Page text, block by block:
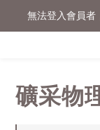
無法登入會員
礦采物